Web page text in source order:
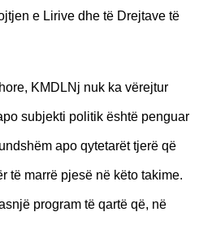
e Lirive dhe të Drejtave të
KMDLNj nuk ka vërejtur
subjekti politik është penguar
apo qytetarët tjerë që
të marrë pjesë në këto takime.
program të qartë që, në